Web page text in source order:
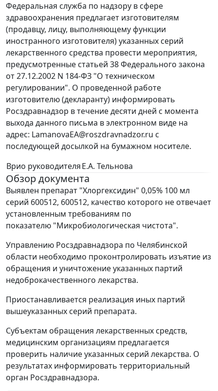
Федеральная служба по надзору в сфере
здравоохранения предлагает изготовителям
(продавцу, лицу, выполняющему функции
иностранного изготовителя) указанных серий
лекарственного средства провести мероприятия,
предусмотренные статьей 38 Федерального закона
от 27.12.2002 N 184-ФЗ "О техническом
регулировании". О проведенной работе
изготовителю (декларанту) информировать
Росздравнадзор в течение десяти дней с момента
выхода данного письма в электронном виде на
адрес: LamanovaEA@roszdravnadzor.ru с
последующей досылкой на бумажном носителе.
Врио руководителяЕ.А. Тельнова
Обзор документа
Выявлен препарат "Хлоргексидин" 0,05% 100 мл
серий 600512, 600512, качество которого не отвечает
установленным требованиям по
показателю "Микробиологическая чистота".
Управлению Росздравнадзора по Челябинской
области необходимо проконтролировать изъятие из
обращения и уничтожение указанных партий
недоброкачественного лекарства.
Приостанавливается реализация иных партий
вышеуказанных серий препарата.
Субъектам обращения лекарственных средств,
медицинским организациям предлагается
проверить наличие указанных серий лекарства. О
результатах информировать территориальный
орган Росздравнадзора.